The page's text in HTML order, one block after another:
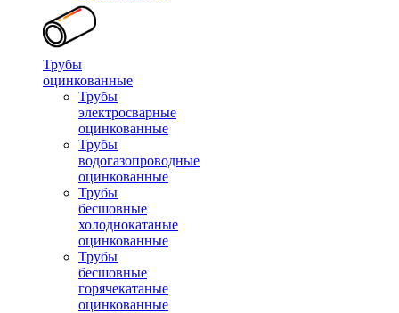
Трубы
оцинкованные
Трубы
электросварные
оцинкованные
Трубы
водогазопроводные
оцинкованные
Трубы
бесшовные
холоднокатаные
оцинкованные
Трубы
бесшовные
горячекатаные
оцинкованные